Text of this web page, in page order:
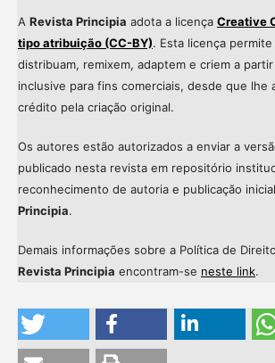
A Revista Principia adota a licença Creative
tipo atribuição (CC-BY). Esta licença
distribuam, remixem, adaptem e criem a
inclusive para fins comerciais, desde que lhe
crédito pela criação original.
Os autores estão autorizados a enviar a
publicado nesta revista em repositório
reconhecimento de autoria e publicação
Principia.
Demais informações sobre a Política de
Revista Principia encontram-se neste link.